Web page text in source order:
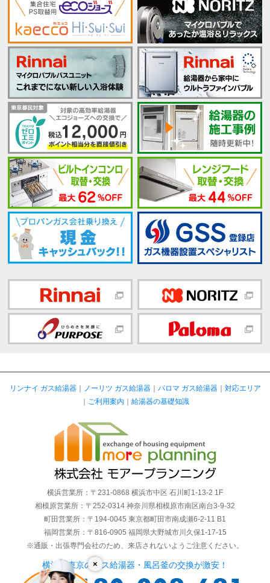
×
リンナイ ガス給湯器｜ ノーリツ ガス給湯器｜ パロマ ガス給湯器｜ 対応エリア
｜ ご利用案内 ｜ 給湯器の基礎知識
横浜営業所：〒231-0868 横浜市中区 石川町1-13-2 1F
相模原営業所：〒252-0314 神奈川県相模原市南区南台3-9-32
町田営業所：〒194-0045 東京都町田市南成瀬6-2-11 B1
福岡営業所：〒816-0905 福岡県大野城市川久保1-17-15
※通販・出張専門会社のため、来店されないようご注意ください。
横浜・東京のガス給湯器・風呂釜の交換が激安！